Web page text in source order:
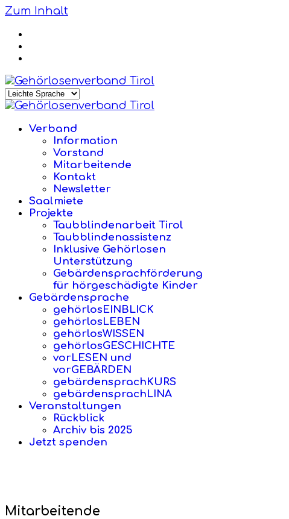
Zum Inhalt
Verband
Information
Vorstand
Mitarbeitende
Kontakt
Newsletter
Saalmiete
Projekte
Taubblindenarbeit Tirol
Taubblindenassistenz
Inklusive Gehörlosen
Unterstützung
Gebärdensprachförderung
für hörgeschädigte Kinder
Gebärdensprache
gehörlosEINBLICK
gehörlosLEBEN
gehörlosWISSEN
gehörlosGESCHICHTE
vorLESEN und
vorGEBÄRDEN
gebärdensprachKURS
gebärdensprachLINA
Veranstaltungen
Rückblick
Archiv bis 2025
Jetzt spenden
Mitarbeitende